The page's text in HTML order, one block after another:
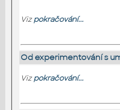
Vizpokračování...
Od experimentování s
Vizpokračování...